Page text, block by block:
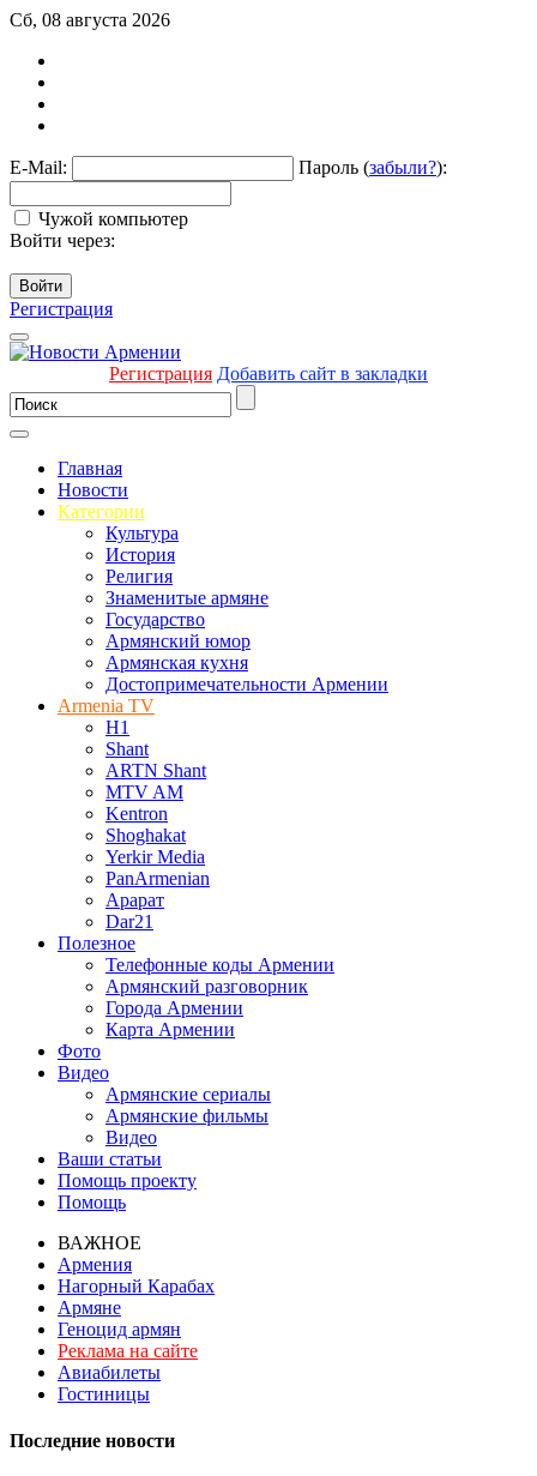
Сб, 08 августа 2026
E-Mail: Пароль (забыли?):
Чужой компьютер
Войти через:
Войти
Регистрация
Регистрация Добавить сайт в закладки
Главная
Новости
Категории
Культура
История
Религия
Знаменитые армяне
Государство
Армянский юмор
Армянская кухня
Достопримечательности Армении
Armenia TV
H1
Shant
ARTN Shant
MTV AM
Kentron
Shoghakat
Yerkir Media
PanArmenian
Арарат
Dar21
Полезное
Телефонные коды Армении
Армянский разговорник
Города Армении
Карта Армении
Фото
Видео
Армянские сериалы
Армянские фильмы
Видео
Ваши статьи
Помощь проекту
Помощь
ВАЖНОЕ
Армения
Нагорный Карабах
Армяне
Геноцид армян
Реклама на сайте
Авиабилеты
Гостиницы
Последние новости